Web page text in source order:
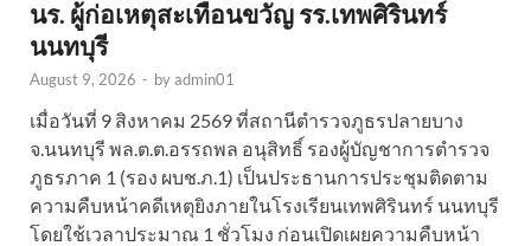
นร. ผู้ก่อเหตุสะเทือนขวัญ รร.เทพศิรินทร์
นนทบุรี
August 9, 2026 - byadmin01
เมื่อวันที่ 9 สิงหาคม 2569 ที่สถานีตำรวจภูธรปลายบาง
จ.นนทบุรี พล.ต.ต.อรรถพล อนุสิทธิ์ รองผู้บัญชาการตำรวจ
ภูธรภาค 1 (รอง ผบช.ภ.1) เป็นประธานการประชุมติดตาม
ความคืบหน้าคดีเหตุยิงภายในโรงเรียนเทพศิรินทร์ นนทบุรี
โดยใช้เวลาประมาณ 1 ชั่วโมง ก่อนเปิดเผยความคืบหน้า